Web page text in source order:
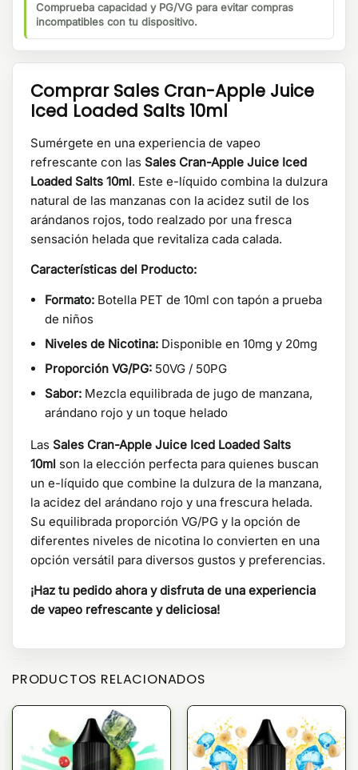
Comprueba capacidad y PG/VG para evitar compras
incompatibles con tu dispositivo.
Comprar Sales Cran-Apple Juice
Iced Loaded Salts 10ml
Sumérgete en una experiencia de vapeo
refrescante con las Sales Cran-Apple Juice Iced
Loaded Salts 10ml. Este e-líquido combina la dulzura
natural de las manzanas con la acidez sutil de los
arándanos rojos, todo realzado por una fresca
sensación helada que revitaliza cada calada.
Características del Producto:
Formato: Botella PET de 10ml con tapón a prueba
de niños
Niveles de Nicotina: Disponible en 10mg y 20mg
Proporción VG/PG: 50VG / 50PG
Sabor: Mezcla equilibrada de jugo de manzana,
arándano rojo y un toque helado
Las Sales Cran-Apple Juice Iced Loaded Salts
10ml son la elección perfecta para quienes buscan
un e-líquido que combine la dulzura de la manzana,
la acidez del arándano rojo y una frescura helada.
Su equilibrada proporción VG/PG y la opción de
diferentes niveles de nicotina lo convierten en una
opción versátil para diversos gustos y preferencias.
¡Haz tu pedido ahora y disfruta de una experiencia
de vapeo refrescante y deliciosa!
PRODUCTOS RELACIONADOS